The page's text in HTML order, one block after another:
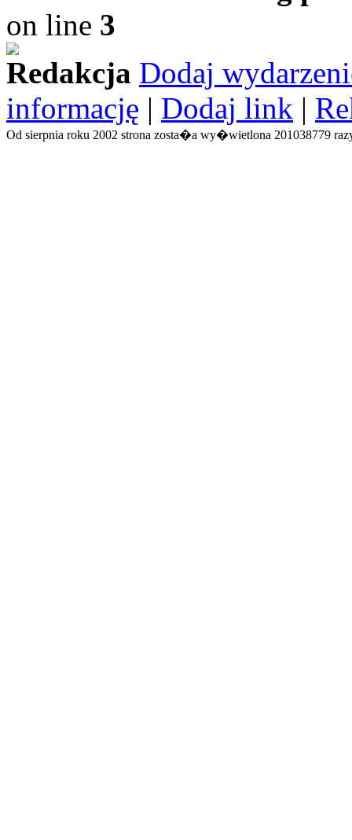
on line 3
Redakcja Dodaj
informację | Dodaj link |
Od sierpnia roku 2002 strona zosta�a wy�wietlona 201038779